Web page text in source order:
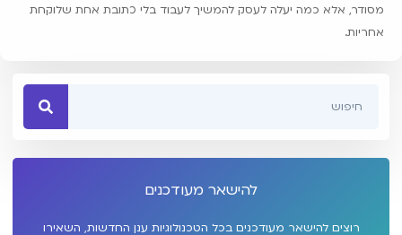
מסודר, אלא כמה יעלה לעסק להמשיך לעבוד בלי כתובת אחת שלוקחת
אחריות.
להישאר מעודכנים
רוצים להישאר מעודכנים בכל הטכנולוגיות ענן החדשות, השאירו